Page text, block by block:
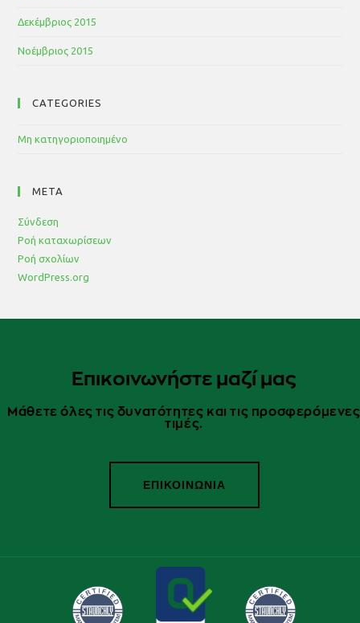
Δεκέμβριος 2015
Νοέμβριος 2015
CATEGORIES
Μη κατηγοριοποιημένο
META
Σύνδεση
Ροή καταχωρίσεων
Ροή σχολίων
WordPress.org
Επικοινωνήστε μαζί μας
Μάθετε όλες τις δυνατότητες και τις προσφερόμενες
τιμές.
ΕΠΙΚΟΙΝΩΝΙΑ